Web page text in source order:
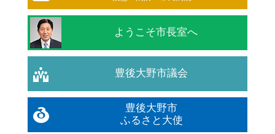
ようこそ市長室へ
豊後大野市議会
豊後大野市
ふるさと大使